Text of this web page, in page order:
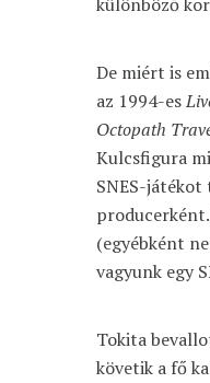
De miért is
az 1994-es
Octopath
Kulcsfigura
SNES-
(egyébként
vagyunk egy
Tokita
követik a fő